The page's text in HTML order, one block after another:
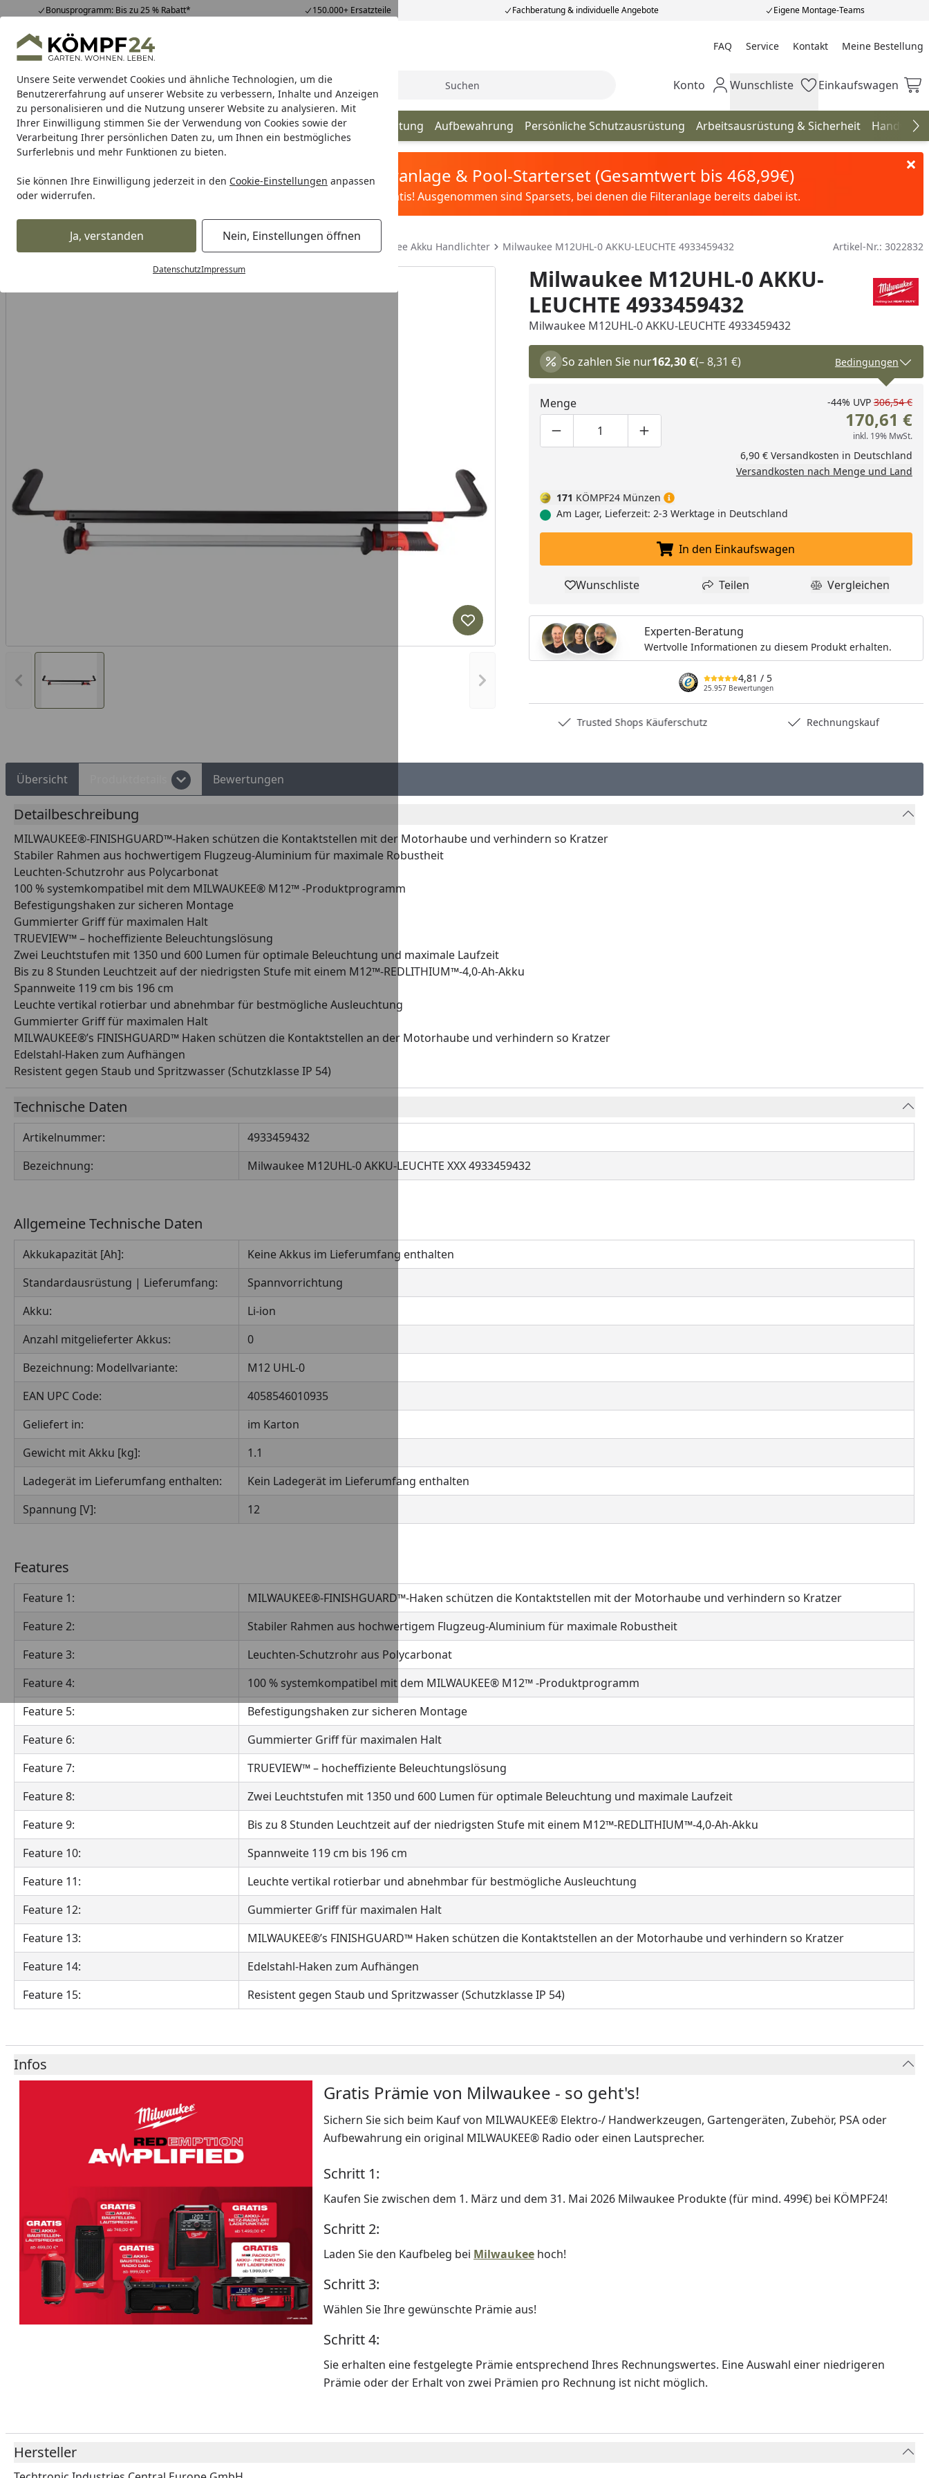
Unsere Seite verwendet Cookies und ähnliche Technologien, um die
Benutzererfahrung auf unserer Website zu verbessern, Inhalte und Anzeigen
zu personalisieren und die Nutzung unserer Website zu analysieren. Mit
Ihrer Einwilligung stimmen Sie der Verwendung von Cookies sowie der
Verarbeitung Ihrer persönlichen Daten zu, um Ihnen ein bestmögliches
Surferlebnis und mehr Funktionen zu bieten.
Sie können Ihre Einwilligung jederzeit in den Cookie-Einstellungen anpassen
oder widerrufen.
Ja, verstanden Nein, Einstellungen öffnen
DatenschutzImpressum
Bonusprogramm: Bis zu 25 % Rabatt* 150.000+ Ersatzteile Fachberatung & individuelle Angebote Eigene Montage-Teams
Hotline07051 / 9 22 22
Mo-Fr. 8-16 Uhr 25.957 Bewertungen FAQ Service Kontakt Meine Bestellung
Meine Bestellung
Alle Produkte
Alle ProdukteHighlights Tipps & Tricks Suche Mein Konto
Konto Wunschliste
Wunschliste Einkaufswagen
Einkaufswagen
Milwaukee Akkugeräte Kabelgeführte Geräte Outdoor Beleuchtung Aufbewahrung Persönliche Schutzausrüstung Arbeitsausrüstung & Sicherheit
Karibu Pools inkl. gratis Sandfilteranlage & Pool-Starterset (Gesamtwert bis 468,99€)
Dein Traumpool im Sorglos-Paket: Filter&Pflege gratis! Ausgenommen sind Sparsets, bei denen die Filteranlage bereits dabei ist.
Milwaukee Milwaukee Akku Beleuchtung Milwaukee Akku Handlichter Milwaukee M12UHL-0 AKKU-LEUCHTE 4933459432 Artikel-Nr.: 3022832
Vorheriges Bild anzeigen Nächstes Bild anzeigen
Produkt zur Wunschliste hinzufügen
Milwaukee M12UHL-0 AKKU-
LEUCHTE 4933459432
Milwaukee M12UHL-0 AKKU-LEUCHTE 4933459432
So zahlen Sie nur162,30 €(– 8,31 €) Bedingungen
Menge
Produktmenge um eins verringern
Produktmenge manuell eingeben
Produktmenge um eins erhöhen
-44% UVP 306,54 €
170,61 €
inkl. 19% MwSt.
6,90 € Versandkosten in Deutschland
Versandkosten nach Menge und Land
171 KÖMPF24 Münzen
Am Lager, Lieferzeit: 2-3 Werktage in Deutschland
In den Einkaufswagen legen
In den Einkaufswagen
Produkt zur Wunschliste hinzufügen
Wunschliste Teilen
Teilen Produkt
Vergleichen
Experten-Beratung
Wertvolle Informationen zu diesem Produkt erhalten.
4,81 / 5
25.957 Bewertungen
Trusted Shops Käuferschutz Rechnungskauf
Übersicht Bewertungen
Detailbeschreibung
MILWAUKEE®-FINISHGUARD™-Haken schützen die Kontaktstellen mit der Motorhaube und verhindern so Kratzer
Stabiler Rahmen aus hochwertigem Flugzeug-Aluminium für maximale Robustheit
Leuchten-Schutzrohr aus Polycarbonat
100 % systemkompatibel mit dem MILWAUKEE® M12™ -Produktprogramm
Befestigungshaken zur sicheren Montage
Gummierter Griff für maximalen Halt
TRUEVIEW™ – hocheffiziente Beleuchtungslösung
Zwei Leuchtstufen mit 1350 und 600 Lumen für optimale Beleuchtung und maximale Laufzeit
Bis zu 8 Stunden Leuchtzeit auf der niedrigsten Stufe mit einem M12™-REDLITHIUM™-4,0-Ah-Akku
Spannweite 119 cm bis 196 cm
Leuchte vertikal rotierbar und abnehmbar für bestmögliche Ausleuchtung
Gummierter Griff für maximalen Halt
MILWAUKEE®’s FINISHGUARD™ Haken schützen die Kontaktstellen an der Motorhaube und verhindern so Kratzer
Edelstahl-Haken zum Aufhängen
Resistent gegen Staub und Spritzwasser (Schutzklasse IP 54)
Technische Daten
Artikelnummer:
4933459432
Bezeichnung:
Milwaukee M12UHL-0 AKKU-LEUCHTE XXX 4933459432
Allgemeine Technische Daten
Akkukapazität [Ah]:
Keine Akkus im Lieferumfang enthalten
Standardausrüstung | Lieferumfang:
Spannvorrichtung
Akku:
Li-ion
Anzahl mitgelieferter Akkus:
0
Bezeichnung: Modellvariante:
M12 UHL-0
EAN UPC Code:
4058546010935
Geliefert in:
im Karton
Gewicht mit Akku [kg]:
1.1
Ladegerät im Lieferumfang enthalten:
Kein Ladegerät im Lieferumfang enthalten
Spannung [V]:
12
Features
Feature 1:
MILWAUKEE®-FINISHGUARD™-Haken schützen die Kontaktstellen mit der Motorhaube und verhindern so Kratzer
Feature 2:
Stabiler Rahmen aus hochwertigem Flugzeug-Aluminium für maximale Robustheit
Feature 3:
Leuchten-Schutzrohr aus Polycarbonat
Feature 4:
100 % systemkompatibel mit dem MILWAUKEE® M12™ -Produktprogramm
Feature 5:
Befestigungshaken zur sicheren Montage
Feature 6:
Gummierter Griff für maximalen Halt
Feature 7:
TRUEVIEW™ – hocheffiziente Beleuchtungslösung
Feature 8:
Zwei Leuchtstufen mit 1350 und 600 Lumen für optimale Beleuchtung und maximale Laufzeit
Feature 9:
Bis zu 8 Stunden Leuchtzeit auf der niedrigsten Stufe mit einem M12™-REDLITHIUM™-4,0-Ah-Akku
Feature 10:
Spannweite 119 cm bis 196 cm
Feature 11:
Leuchte vertikal rotierbar und abnehmbar für bestmögliche Ausleuchtung
Feature 12:
Gummierter Griff für maximalen Halt
Feature 13:
MILWAUKEE®’s FINISHGUARD™ Haken schützen die Kontaktstellen an der Motorhaube und verhindern so Kratzer
Feature 14:
Edelstahl-Haken zum Aufhängen
Feature 15:
Resistent gegen Staub und Spritzwasser (Schutzklasse IP 54)
Infos
Gratis Prämie von Milwaukee - so geht's!
Sichern Sie sich beim Kauf von MILWAUKEE® Elektro-/ Handwerkzeugen, Gartengeräten, Zubehör, PSA oder
Aufbewahrung ein original MILWAUKEE® Radio oder einen Lautsprecher.
Schritt 1:
Kaufen Sie zwischen dem 1. März und dem 31. Mai 2026 Milwaukee Produkte (für mind. 499€) bei KÖMPF24!
Schritt 2:
Laden Sie den Kaufbeleg bei Milwaukeehoch!
Schritt 3:
Wählen Sie Ihre gewünschte Prämie aus!
Schritt 4:
Sie erhalten eine festgelegte Prämie entsprechend Ihres Rechnungswertes. Eine Auswahl einer niedrigeren
Prämie oder der Erhalt von zwei Prämien pro Rechnung ist nicht möglich.
Hersteller